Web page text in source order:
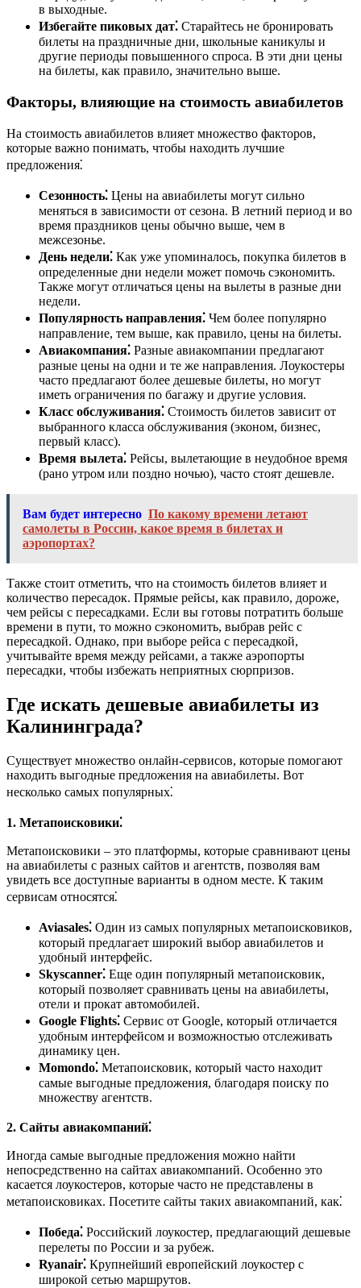
в выходные.
Избегайте пиковых дат⁚ Старайтесь не бронировать
билеты на праздничные дни, школьные каникулы и
другие периоды повышенного спроса. В эти дни цены
на билеты, как правило, значительно выше.
Факторы, влияющие на стоимость авиабилетов
На стоимость авиабилетов влияет множество факторов,
которые важно понимать, чтобы находить лучшие
предложения⁚
Сезонность⁚ Цены на авиабилеты могут сильно
меняться в зависимости от сезона. В летний период и во
время праздников цены обычно выше, чем в
межсезонье.
День недели⁚ Как уже упоминалось, покупка билетов в
определенные дни недели может помочь сэкономить.
Также могут отличаться цены на вылеты в разные дни
недели.
Популярность направления⁚ Чем более популярно
направление, тем выше, как правило, цены на билеты.
Авиакомпания⁚ Разные авиакомпании предлагают
разные цены на одни и те же направления. Лоукостеры
часто предлагают более дешевые билеты, но могут
иметь ограничения по багажу и другие условия.
Класс обслуживания⁚ Стоимость билетов зависит от
выбранного класса обслуживания (эконом, бизнес,
первый класс).
Время вылета⁚ Рейсы, вылетающие в неудобное время
(рано утром или поздно ночью), часто стоят дешевле.
Вам будет интересно По какому времени летают
самолеты в России, какое время в билетах и
аэропортах?
Также стоит отметить, что на стоимость билетов влияет и
количество пересадок. Прямые рейсы, как правило, дороже,
чем рейсы с пересадками. Если вы готовы потратить больше
времени в пути, то можно сэкономить, выбрав рейс с
пересадкой. Однако, при выборе рейса с пересадкой,
учитывайте время между рейсами, а также аэропорты
пересадки, чтобы избежать неприятных сюрпризов.
Где искать дешевые авиабилеты из
Калининграда?
Существует множество онлайн-сервисов, которые помогают
находить выгодные предложения на авиабилеты. Вот
несколько самых популярных⁚
1. Метапоисковики⁚
Метапоисковики – это платформы, которые сравнивают цены
на авиабилеты с разных сайтов и агентств, позволяя вам
увидеть все доступные варианты в одном месте. К таким
сервисам относятся⁚
Aviasales⁚ Один из самых популярных метапоисковиков,
который предлагает широкий выбор авиабилетов и
удобный интерфейс.
Skyscanner⁚ Еще один популярный метапоисковик,
который позволяет сравнивать цены на авиабилеты,
отели и прокат автомобилей.
Google Flights⁚ Сервис от Google, который отличается
удобным интерфейсом и возможностью отслеживать
динамику цен.
Momondo⁚ Метапоисковик, который часто находит
самые выгодные предложения, благодаря поиску по
множеству агентств.
2. Сайты авиакомпаний⁚
Иногда самые выгодные предложения можно найти
непосредственно на сайтах авиакомпаний. Особенно это
касается лоукостеров, которые часто не представлены в
метапоисковиках. Посетите сайты таких авиакомпаний, как⁚
Победа⁚ Российский лоукостер, предлагающий дешевые
перелеты по России и за рубеж.
Ryanair⁚ Крупнейший европейский лоукостер с
широкой сетью маршрутов.